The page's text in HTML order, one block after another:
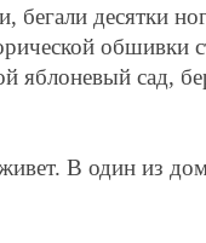
бегали десятки
яблоневый сад,
В один из